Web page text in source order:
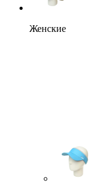
Женские